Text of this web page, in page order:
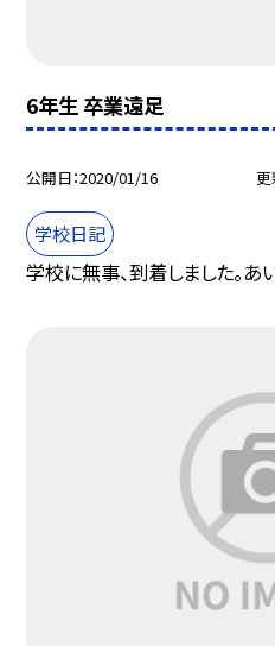
6年生 卒業遠足
公開日 2020/01/16 更
学校日記
学校に無事、到着しました。あ